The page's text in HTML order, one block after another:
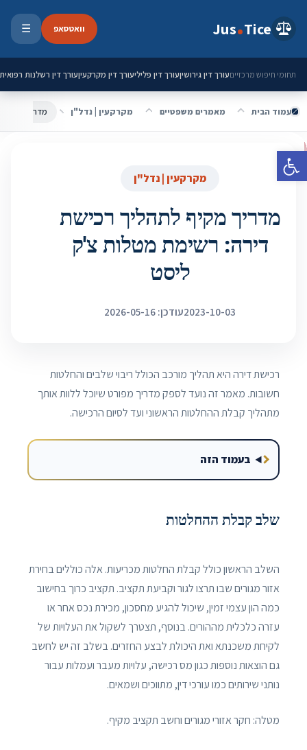
פתח סרגל נגישות
Jus Tice וואטסאפ ☰
תחומי חיפוש מרכזייםעורך דין גירושיןעורך דין פליליעורך דין מקרקעיןעורך דין רשלנות רפואית
עמוד הבית מאמרים משפטיים מקרקעין | נדל"ן מדריך מקיף
מקרקעין | נדל"ן
מדריך מקיף לתהליך רכישת
דירה: רשימת מטלות צ'ק
ליסט
2023-10-03עודכן: 2026-05-16
רכישת דירה היא תהליך מורכב הכולל ריבוי שלבים והחלטות
חשובות. מאמר זה נועד לספק מדריך מפורט שיוכל ללוות אותך
מתהליך קבלת ההחלטות הראשוני ועד לסיום הרכישה.
בעמוד הזה
שלב קבלת ההחלטות
השלב הראשון כולל קבלת החלטות מכריעות. אלה כוללים בחירת
אזור מגורים שבו תרצו לגור וקביעת תקציב. תקציב כרוך בחישוב
כמה הון עצמי זמין, שיכול להגיע מחסכון, מכירת נכס אחר או
עזרה כלכלית מההורים. בנוסף, תצטרך לשקול את העלויות של
לקיחת משכנתא ואת היכולת לבצע החזרים. בשלב זה יש לחשב
גם הוצאות נוספות כגון מס רכישה, עלויות מעבר ועמלות עבור
נותני שירותים כמו עורכי דין, מתווכים ושמאים.
מטלה: חקר אזורי מגורים וחשב תקציב מקיף.